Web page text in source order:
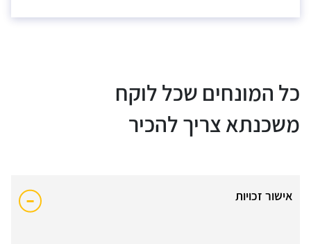
כל המונחים שכל לוקח
משכנתא צריך להכיר
אישור זכויות